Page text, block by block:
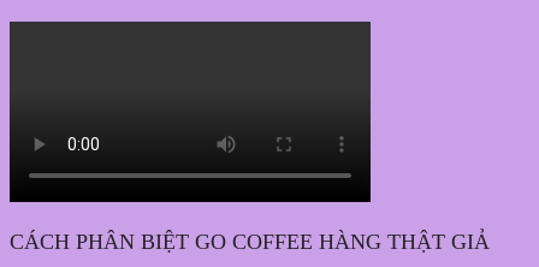
CÁCH PHÂN BIỆT GO COFFEE HÀNG THẬT GIẢ